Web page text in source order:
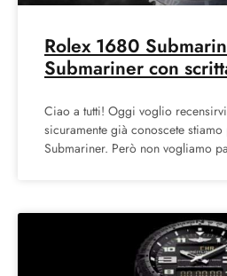
Rolex 1680
Submariner con
Ciao a tutti! Oggi voglio
sicuramente già conoscete
Submariner. Però non vogliamo